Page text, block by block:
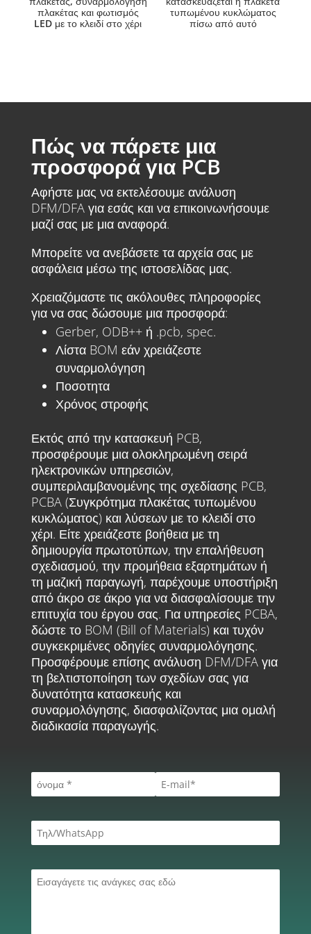
πλακέτας και φωτισμός
LED με το κλειδί στο χέρι
τυπωμένου κυκλώματος
πίσω από αυτό
Πώς να πάρετε μια
προσφορά για PCB
Αφήστε μας να εκτελέσουμε ανάλυση
DFM/DFA για εσάς και να επικοινωνήσουμε
μαζί σας με μια αναφορά.
Μπορείτε να ανεβάσετε τα αρχεία σας με
ασφάλεια μέσω της ιστοσελίδας μας.
Χρειαζόμαστε τις ακόλουθες πληροφορίες
για να σας δώσουμε μια προσφορά:
Gerber, ODB++ ή .pcb, spec.
Λίστα BOM εάν χρειάζεστε
συναρμολόγηση
Ποσοτητα
Χρόνος στροφής
Εκτός από την κατασκευή PCB,
προσφέρουμε μια ολοκληρωμένη σειρά
ηλεκτρονικών υπηρεσιών,
συμπεριλαμβανομένης της σχεδίασης PCB,
PCBA (Συγκρότημα πλακέτας τυπωμένου
κυκλώματος) και λύσεων με το κλειδί στο
χέρι. Είτε χρειάζεστε βοήθεια με τη
δημιουργία πρωτοτύπων, την επαλήθευση
σχεδιασμού, την προμήθεια εξαρτημάτων ή
τη μαζική παραγωγή, παρέχουμε υποστήριξη
από άκρο σε άκρο για να διασφαλίσουμε την
επιτυχία του έργου σας. Για υπηρεσίες PCBA,
δώστε το BOM (Bill of Materials) και τυχόν
συγκεκριμένες οδηγίες συναρμολόγησης.
Προσφέρουμε επίσης ανάλυση DFM/DFA για
τη βελτιστοποίηση των σχεδίων σας για
δυνατότητα κατασκευής και
συναρμολόγησης, διασφαλίζοντας μια ομαλή
διαδικασία παραγωγής.